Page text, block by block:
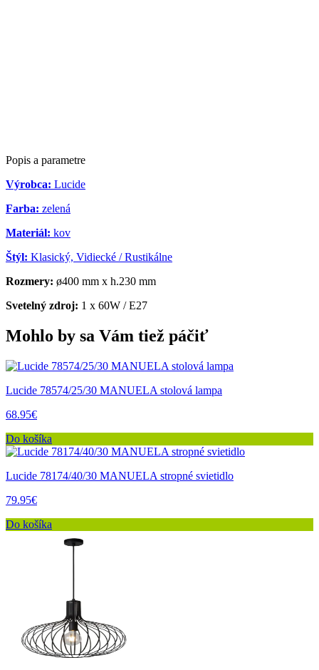
Popis a parametre
Výrobca: Lucide
Farba: zelená
Materiál: kov
Štýl: Klasický, Vidiecké / Rustikálne
Rozmery: ø400 mm x h.230 mm
Svetelný zdroj: 1 x 60W / E27
Mohlo by sa Vám tiež páčiť
Lucide 78574/25/30 MANUELA stolová lampa
68.95€
Do košíka
Lucide 78174/40/30 MANUELA stropné svietidlo
79.95€
Do košíka